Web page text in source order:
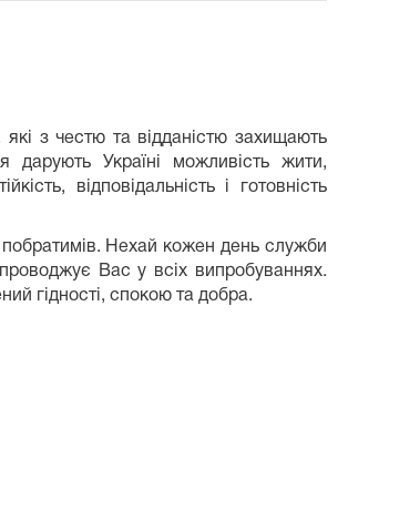
з честю та відданістю захищають
Україні можливість жити,
відповідальність і готовність
побратимів. Нехай кожен день служби
Вас у всіх випробуваннях.
гідності, спокою та добра.